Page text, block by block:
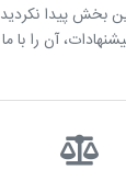
بخش پیدا نکردید
آن را با